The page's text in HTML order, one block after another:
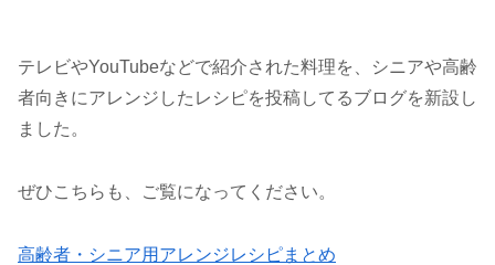
テレビやYouTubeなどで紹介された料理を、シニアや高齢
者向きにアレンジしたレシピを投稿してるブログを新設し
ました。
ぜひこちらも、ご覧になってください。
高齢者・シニア用アレンジレシピまとめ